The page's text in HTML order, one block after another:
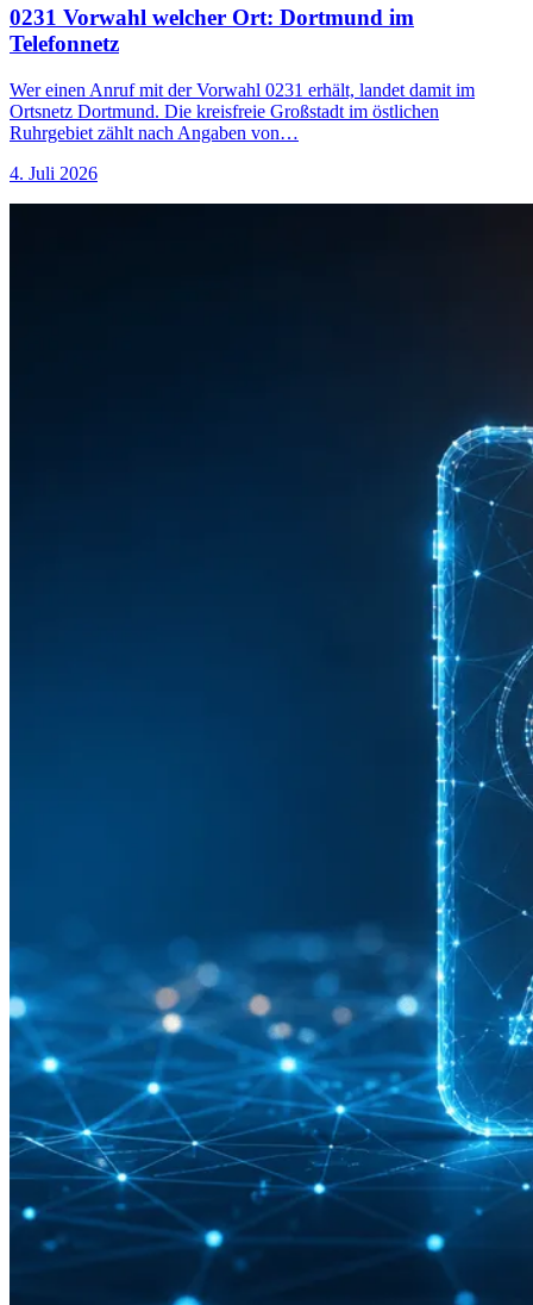
0231 Vorwahl welcher Ort: Dortmund im
Telefonnetz
Wer einen Anruf mit der Vorwahl 0231 erhält, landet damit im
Ortsnetz Dortmund. Die kreisfreie Großstadt im östlichen
Ruhrgebiet zählt nach Angaben von…
4. Juli 2026